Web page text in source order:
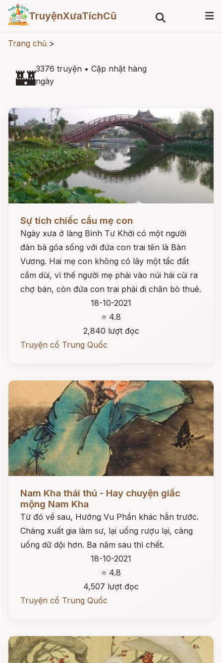
TruyệnXưaTíchCũ
Trang chủ >
🏰3376 truyện • Cập nhật hàng
ngày
Sự tích chiếc cầu mẹ con
Ngày xưa ở làng Bình Tư Khởi có một người
đàn bà góa sống với đứa con trai tên là Bàn
Vương. Hai mẹ con không có lây một tấc đất
cắm dùi, vì thế người mẹ phải vào núi hái củi ra
chợ bán, còn đứa con trai phải đi chăn bò thuê.
18-10-2021
⭐ 4.8
2,840 lượt đọc
Truyện cổ Trung Quốc
Nam Kha thái thú - Hay chuyện giấc
mộng Nam Kha
Từ đó về sau, Hưởng Vu Phần khác hẳn trước.
Chàng xuất gia làm sư, lại uống rượu lại, càng
uống dữ dội hơn. Ba năm sau thì chết.
18-10-2021
⭐ 4.8
4,507 lượt đọc
Truyện cổ Trung Quốc